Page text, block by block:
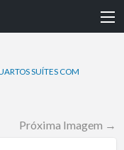
SUÍTES COM
Próxima Imagem →